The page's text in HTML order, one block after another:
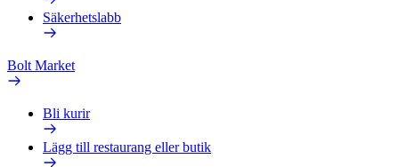
Säkerhetslabb
Bolt Market
Bli kurir
Lägg till restaurang eller butik